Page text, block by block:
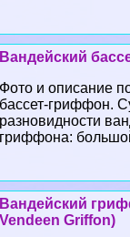
Вандейский
Фото и описание
бассет-гриффон.
разновидности
гриффона:
Вандейский
Vendeen Griffon)